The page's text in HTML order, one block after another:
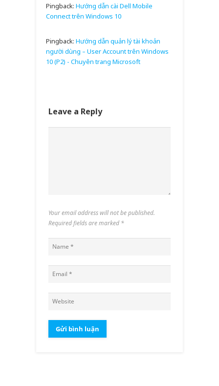
Pingback: Hướng dẫn cài Dell Mobile
Connect trên Windows 10
Pingback: Hướng dẫn quản lý tài khoản
người dùng – User Account trên Windows
10 (P2) - Chuyên trang Microsoft
Leave a Reply
Your email address will not be published.
Required fields are marked *